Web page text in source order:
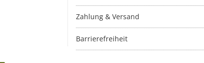
Zahlung & Versand
Barrierefreiheit